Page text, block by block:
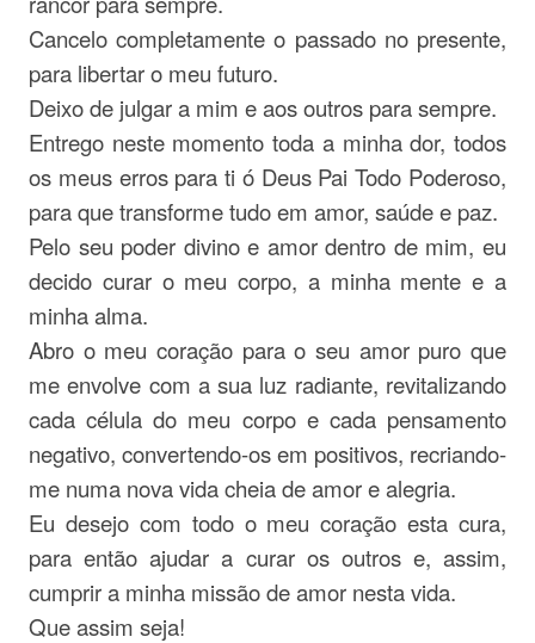
Cancelo completamente o passado no presente,
para libertar o meu futuro.
Deixo de julgar a mim e aos outros para sempre.
Entrego neste momento toda a minha dor, todos
os meus erros para ti ó Deus Pai Todo Poderoso,
para que transforme tudo em amor, saúde e paz.
Pelo seu poder divino e amor dentro de mim, eu
decido curar o meu corpo, a minha mente e a
minha alma.
Abro o meu coração para o seu amor puro que
me envolve com a sua luz radiante, revitalizando
cada célula do meu corpo e cada pensamento
negativo, convertendo-os em positivos, recriando-
me numa nova vida cheia de amor e alegria.
Eu desejo com todo o meu coração esta cura,
para então ajudar a curar os outros e, assim,
cumprir a minha missão de amor nesta vida.
Que assim seja!